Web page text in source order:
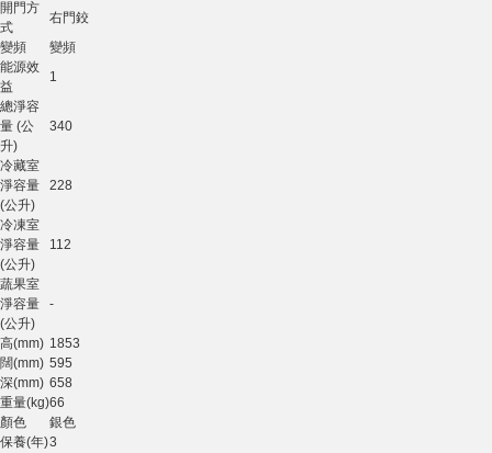
開門方
式
右門鉸
變頻
變頻
能源效
益
1
總淨容
量 (公
升)
340
冷藏室
淨容量
(公升)
228
冷凍室
淨容量
(公升)
112
蔬果室
淨容量
(公升)
-
高(mm) 1853
闊(mm) 595
深(mm) 658
重量(kg)66
顏色
銀色
保養(年)3